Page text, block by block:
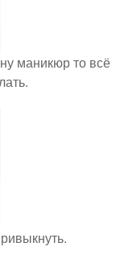
маникюр то всё